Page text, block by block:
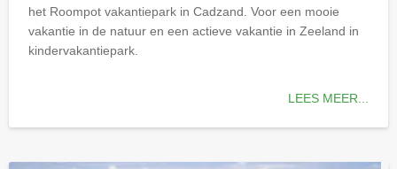
het Roompot vakantiepark in Cadzand. Voor een mooie
vakantie in de natuur en een actieve vakantie in Zeeland in
kindervakantiepark.
LEES MEER...